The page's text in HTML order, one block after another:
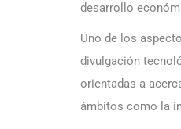
desarrollo
Uno de los
divulgación
orientadas a
ámbitos como la